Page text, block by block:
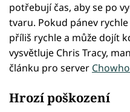
potřebují čas, aby se po
tvaru. Pokud pánev
příliš rychle a může dojít
vysvětluje Chris Tracy,
článku pro server
Hrozí poškození